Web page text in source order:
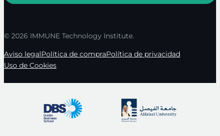
© 2026 IMMUNE Technology Institute.
Aviso legalPolítica de compraPolítica de privacidad
Uso de Cookies